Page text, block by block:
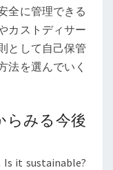
全に管理できる
カストディサー
として自己保管
法を選んでいく
らみる今後
Is it sustainable?